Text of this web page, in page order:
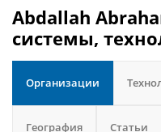
Abdallah
системы,
Организации
География Статьи